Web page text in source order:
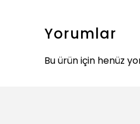
Yorumlar
Bu ürün için henüz